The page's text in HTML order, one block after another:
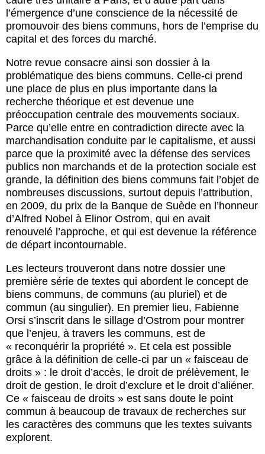
l’émergence d’une conscience de la nécessité de
promouvoir des biens communs, hors de l’emprise du
capital et des forces du marché.
Notre revue consacre ainsi son dossier à la
problématique des biens communs. Celle-ci prend
une place de plus en plus importante dans la
recherche théorique et est devenue une
préoccupation centrale des mouvements sociaux.
Parce qu’elle entre en contradiction directe avec la
marchandisation conduite par le capitalisme, et aussi
parce que la proximité avec la défense des services
publics non marchands et de la protection sociale est
grande, la définition des biens communs fait l’objet de
nombreuses discussions, surtout depuis l’attribution,
en 2009, du prix de la Banque de Suède en l’honneur
d’Alfred Nobel à Elinor Ostrom, qui en avait
renouvelé l’approche, et qui est devenue la référence
de départ incontournable.
Les lecteurs trouveront dans notre dossier une
première série de textes qui abordent le concept de
biens communs, de communs (au pluriel) et de
commun (au singulier). En premier lieu, Fabienne
Orsi s’inscrit dans le sillage d’Ostrom pour montrer
que l’enjeu, à travers les communs, est de
« reconquérir la propriété ». Et cela est possible
grâce à la définition de celle-ci par un « faisceau de
droits » : le droit d’accès, le droit de prélèvement, le
droit de gestion, le droit d’exclure et le droit d’aliéner.
Ce « faisceau de droits » est sans doute le point
commun à beaucoup de travaux de recherches sur
les caractères des communs que les textes suivants
explorent.